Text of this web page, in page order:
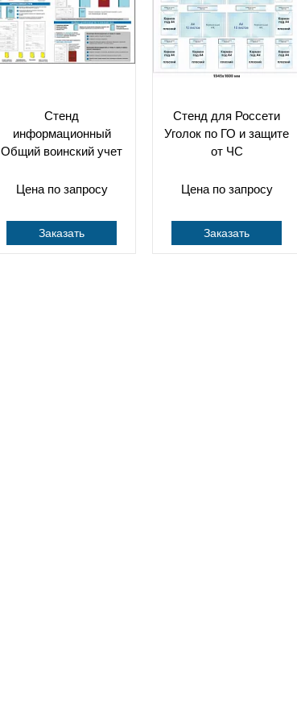
Стенд
информационный
Общий воинский учет
Цена по запросу
Заказать
Стенд для Россети
Уголок по ГО и защите
от ЧС
Цена по запросу
Заказать